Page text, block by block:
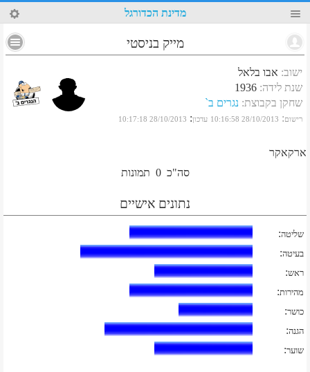
28 מדינת הכדורגל
מייק בניסטי
ישוב: אבו בלאל
שנת לידה:
1936
שחקן בקבוצת: נגרים ב`
רישום:
28/10/2013 10:16:58 עדכון:
28/10/2013 10:17:18
ארקאקר
סה"כ 0 תמונות
נתונים אישיים
שליטה:
בעיטה:
ראש:
מהירות:
כושר:
הגנה:
שוער: